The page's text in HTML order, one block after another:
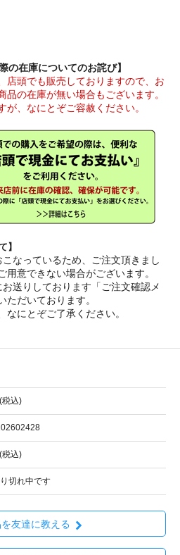
の在庫についてのお詫び】
頭でも販売しておりますので、お
の在庫が無い場合もございます。
、なにとぞご容赦ください。
】
なっているため、ご注文頂きまし
用意できない場合がございます。
送りしております「ご注文確認メ
ただいております。
なにとぞご了承ください。
税込)
税込)
切れ中です
友達に教える